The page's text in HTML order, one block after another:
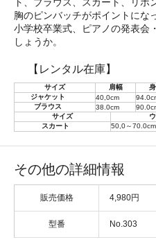
胸のピンバッチがポイントにな
小学校卒業式、ピアノの発表会
しょうか。
【レンタル在庫】
サイズ 肩幅
ジャケット
40,0cm
ブラウス
38.0cm
サイズ
スカート
50,0～70.0cm
その他の詳細情報
販売価格 4,980円
型番 No.303